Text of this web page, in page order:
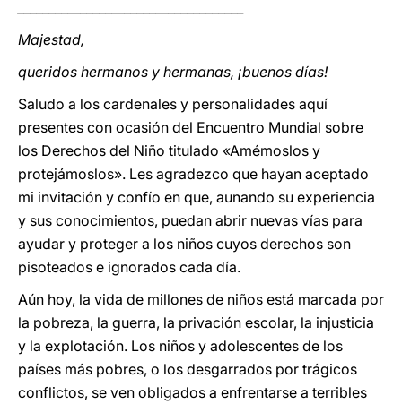
Majestad,
queridos hermanos y hermanas, ¡buenos días!
Saludo a los cardenales y personalidades aquí
presentes con ocasión del Encuentro Mundial sobre
los Derechos del Niño titulado «Amémoslos y
protejámoslos». Les agradezco que hayan aceptado
mi invitación y confío en que, aunando su experiencia
y sus conocimientos, puedan abrir nuevas vías para
ayudar y proteger a los niños cuyos derechos son
pisoteados e ignorados cada día.
Aún hoy, la vida de millones de niños está marcada por
la pobreza, la guerra, la privación escolar, la injusticia
y la explotación. Los niños y adolescentes de los
países más pobres, o los desgarrados por trágicos
conflictos, se ven obligados a enfrentarse a terribles